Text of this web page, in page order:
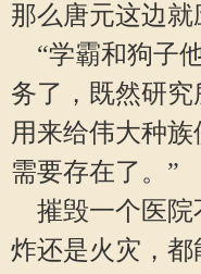
那么唐元这边就
“学霸和狗子
务了，既然研
用来给伟大种
需要存在了。”
摧毁一个医院
炸还是火灾，都